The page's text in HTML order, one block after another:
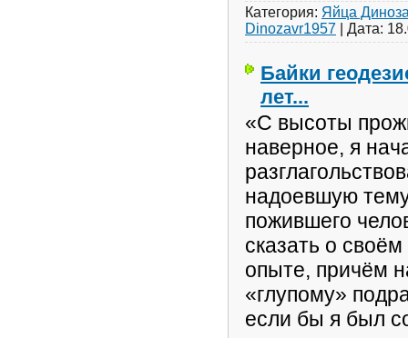
Категория: Яйца
Dinozavr1957
Дата:
Байки
лет...
«С высоты
наверное, я
надоевшую
пожившего
сказать о
опыте, причём
«глупому»
если бы я был